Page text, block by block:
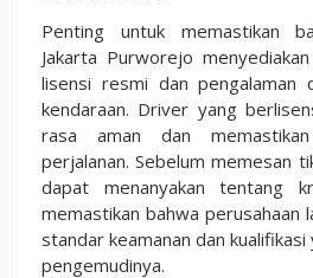
Penting untuk memastikan
Jakarta Purworejo
lisensi resmi dan pengalaman
kendaraan. Driver yang
rasa aman dan
perjalanan. Sebelum memesan
dapat menanyakan tentang
memastikan bahwa perusahaan
standar keamanan dan
pengemudinya.